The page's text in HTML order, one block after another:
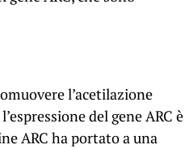
l’acetilazione
del gene ARC è
​​​​ARC ha portato a una